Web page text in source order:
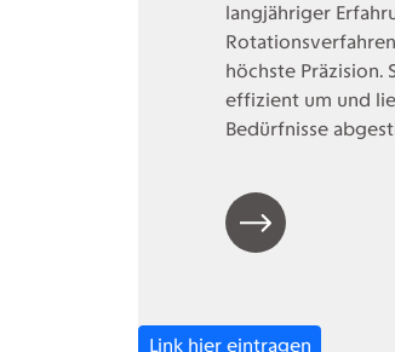
langjähriger
höchste Präzision.
effizient um und
Bedürfnisse
Link hier eintragen